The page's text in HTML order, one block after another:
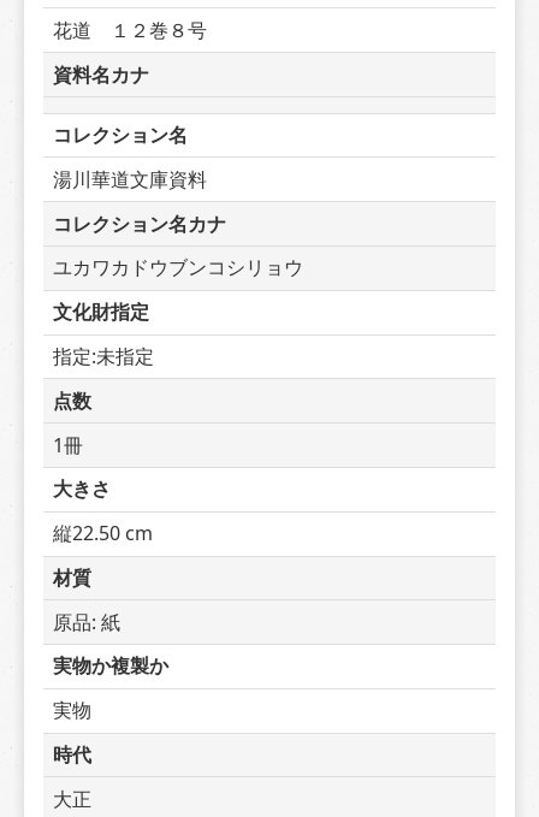
花道　１２巻８号
資料名カナ
コレクション名
湯川華道文庫資料
コレクション名カナ
ユカワカドウブンコシリョウ
文化財指定
指定:未指定
点数
1冊
大きさ
縦22.50 cm
材質
原品: 紙
実物か複製か
実物
時代
大正